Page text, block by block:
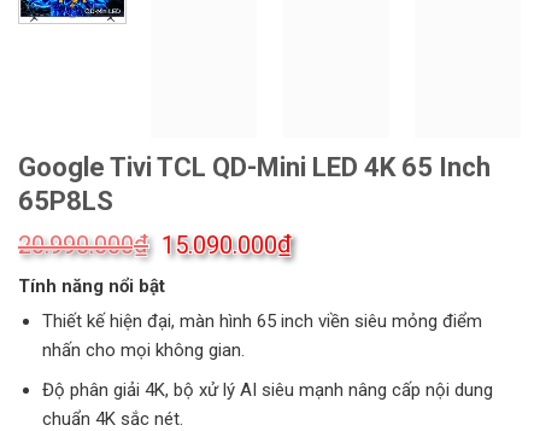
Google Tivi TCL QD-Mini LED 4K 65 Inch
65P8LS
20.990.000₫ Giá
gốc
là:
20.990.000₫.
15.090.000₫Giá
hiện
là:
Tính năng nổi bật
Thiết kế hiện đại, màn hình 65 inch viền siêu mỏng điểm
nhấn cho mọi không gian.
Độ phân giải 4K, bộ xử lý AI siêu mạnh nâng cấp nội dung
chuẩn 4K sắc nét.